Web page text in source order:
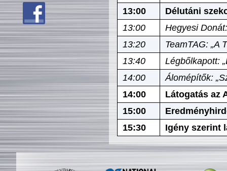
13:00
Délutáni
13:00
Hegyesi
13:20
TeamTAG: „A
13:40
Légbőlkapott:
14:00
Álomépítők:
14:00
Látogatás az
15:00
15:30
Igény szerint